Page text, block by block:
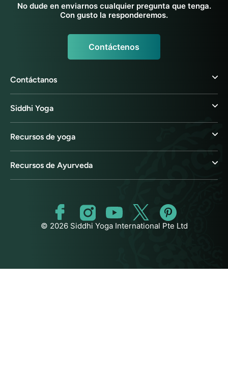
No dude en enviarnos cualquier pregunta que tenga.
Con gusto la responderemos.
Contáctenos
Contáctanos
Siddhi Yoga
Recursos de yoga
Recursos de Ayurveda
© 2026 Siddhi Yoga International Pte Ltd